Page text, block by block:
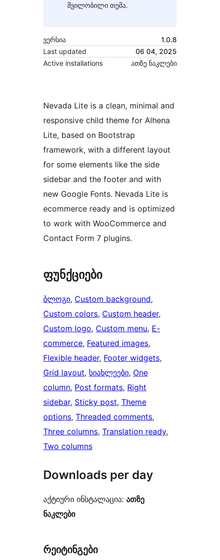
შვილობილი თემა.
ვერსია
1.0.8
Last updated
06 04, 2025
Active installations
ათზე ნაკლები
Nevada Lite is a clean, minimal and
responsive child theme for Alhena
Lite, based on Bootstrap
framework, with a different layout
for some elements like the side
sidebar and the footer and with
new Google Fonts. Nevada Lite is
ecommerce ready and is optimized
to work with WooCommerce and
Contact Form 7 plugins.
ფუნქციები
ბლოგი, Custom background
Custom colors, Custom header
Custom logo, Custom menu, E-
commerce, Featured images
Flexible header, Footer widgets
Grid layout, სიახლეები, One
column, Post formats, Right
sidebar, Sticky post, Theme
options, Threaded comments
Three columns, Translation ready
Two columns
Downloads per day
აქტიური ინსტალაცია: ათზე
ნაკლები
რეიტინგები